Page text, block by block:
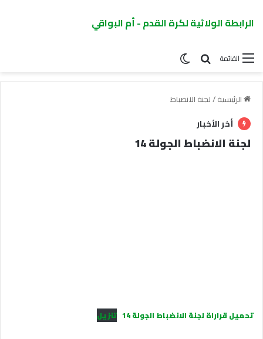
الرابطة الولائية لكرة القدم - أم البواقي
القائمة
الرئيسية/لجنة الانضباط
أخر الأخبار
لجنة الانضباط الجولة 14
تحميل قراراة لجنة الانضباط الجولة 14 تنزيل